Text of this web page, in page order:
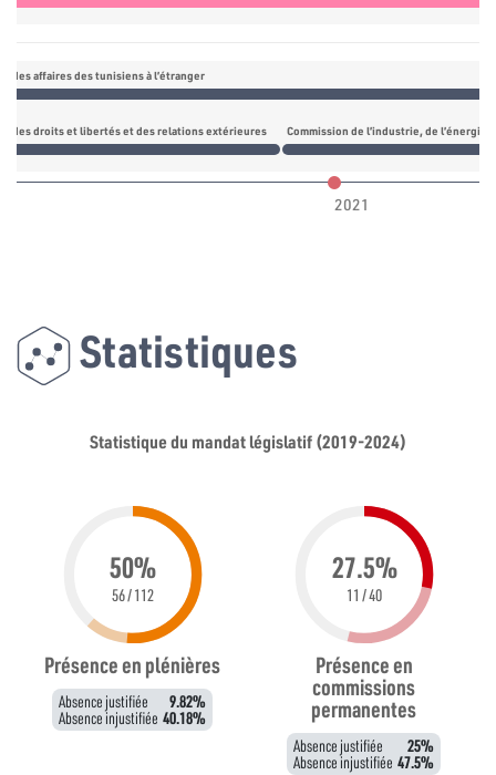
des affaires des tunisiens à l’étranger
des droits et libertés et des relations extérieures Commission de l’industrie, de
2021
Statistiques
Statistique du mandat législatif (2019-2024)
50%
56 / 112
Présence en plénières
Absence justifiée 9.82%
Absence injustifiée 40.18%
27.5%
11 / 40
Présence en
commissions
permanentes
Absence justifiée 25%
Absence injustifiée 47.5%